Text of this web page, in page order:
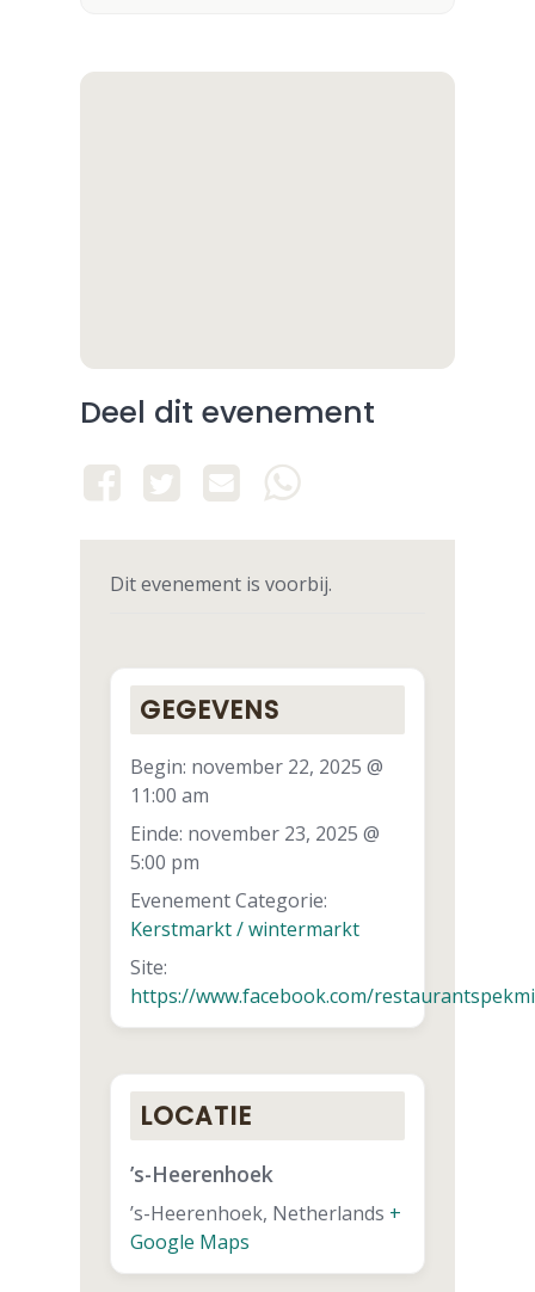
Deel dit evenement
Dit evenement is voorbij.
GEGEVENS
Begin: november 22, 2025 @
11:00 am
Einde: november 23, 2025 @
5:00 pm
Evenement Categorie:
Kerstmarkt / wintermarkt
Site:
https://www.facebook.com/
LOCATIE
’s-Heerenhoek
’s-Heerenhoek, Netherlands +
Google Maps